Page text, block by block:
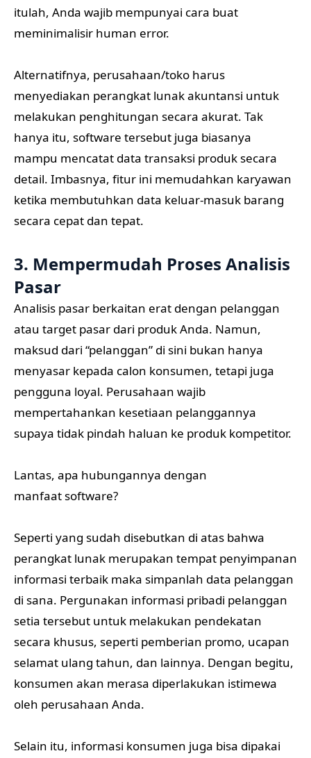
itulah, Anda wajib mempunyai cara buat
meminimalisir human error.
Alternatifnya, perusahaan/toko harus
menyediakan perangkat lunak akuntansi untuk
melakukan penghitungan secara akurat. Tak
hanya itu, software tersebut juga biasanya
mampu mencatat data transaksi produk secara
detail. Imbasnya, fitur ini memudahkan karyawan
ketika membutuhkan data keluar-masuk barang
secara cepat dan tepat.
3. Mempermudah Proses Analisis
Pasar
Analisis pasar berkaitan erat dengan pelanggan
atau target pasar dari produk Anda. Namun,
maksud dari “pelanggan” di sini bukan hanya
menyasar kepada calon konsumen, tetapi juga
pengguna loyal. Perusahaan wajib
mempertahankan kesetiaan pelanggannya
supaya tidak pindah haluan ke produk kompetitor.
Lantas, apa hubungannya dengan
manfaat software?
Seperti yang sudah disebutkan di atas bahwa
perangkat lunak merupakan tempat penyimpanan
informasi terbaik maka simpanlah data pelanggan
di sana. Pergunakan informasi pribadi pelanggan
setia tersebut untuk melakukan pendekatan
secara khusus, seperti pemberian promo, ucapan
selamat ulang tahun, dan lainnya. Dengan begitu,
konsumen akan merasa diperlakukan istimewa
oleh perusahaan Anda.
Selain itu, informasi konsumen juga bisa dipakai